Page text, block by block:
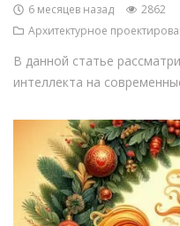
6 месяцев назад
2862
Архитектурное
В данной статье
интеллекта на